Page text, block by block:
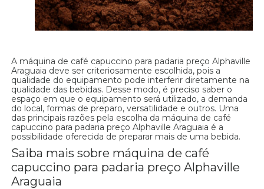
A máquina de café capuccino para padaria preço Alphaville
Araguaia deve ser criteriosamente escolhida, pois a
qualidade do equipamento pode interferir diretamente na
qualidade das bebidas. Desse modo, é preciso saber o
espaço em que o equipamento será utilizado, a demanda
do local, formas de preparo, versatilidade e outros. Uma
das principais razões pela escolha da máquina de café
capuccino para padaria preço Alphaville Araguaia é a
possibilidade oferecida de preparar mais de uma bebida.
Saiba mais sobre máquina de café
capuccino para padaria preço Alphaville
Araguaia